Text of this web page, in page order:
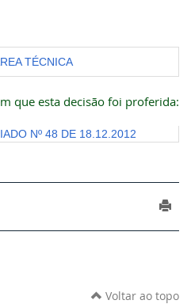
TÉCNICA
que esta decisão foi proferida:
Nº 48 DE 18.12.2012
Voltar ao topo